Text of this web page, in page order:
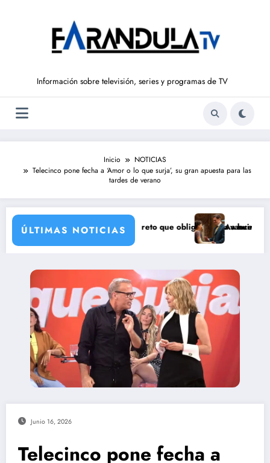
Información sobre televisión, series y programas de TV
Inicio
NOTICIAS
Telecinco pone fecha a ‘Amor o lo que surja’, su gran apuesta para las
tardes de verano
ÚLTIMAS NOTICIAS
(7 de agosto): el secreto que obliga a Luisa a huirAvance ‘LA PROMESA’
Junio 16, 2026
Telecinco pone fecha a